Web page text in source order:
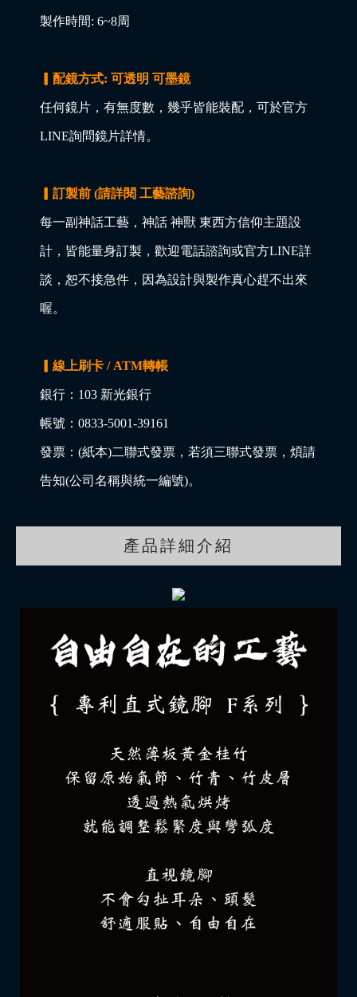
製作時間: 6~8周
▎配鏡方式: 可透明 可墨鏡
任何鏡片，有無度數，幾乎皆能裝配，可於官方
LINE詢問鏡片詳情。
▎訂製前 (請詳閱 工藝諮詢)
每一副神話工藝，神話 神獸 東西方信仰主題設
計，皆能量身訂製，歡迎電話諮詢或官方LINE詳
談，恕不接急件，因為設計與製作真心趕不出來
喔。
▎線上刷卡 / ATM轉帳
銀行：103 新光銀行
帳號：0833-5001-39161
發票：(紙本)二聯式發票，若須三聯式發票，煩請
告知(公司名稱與統一編號)。
產品詳細介紹